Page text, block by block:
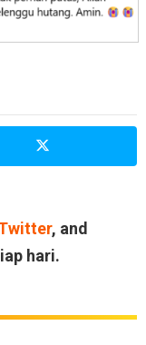
, and
hari.